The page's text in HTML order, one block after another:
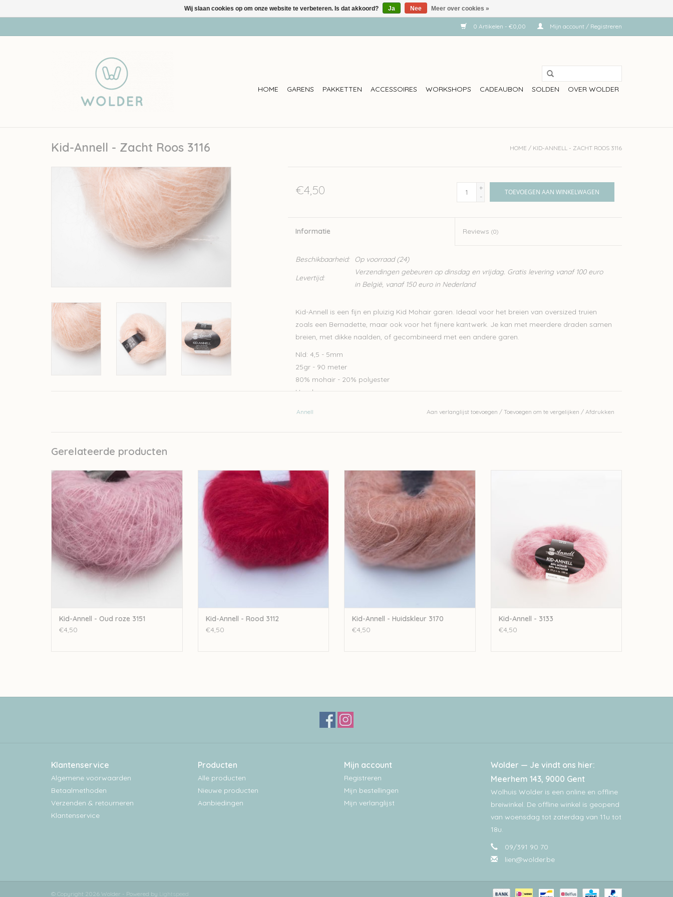
0 Artikelen - €0,00 Mijn account / Registreren
HOME GARENS PAKKETTEN ACCESSOIRES WORKSHOPS CADEAUBON SOLDEN OVER WOLDER
Kid-Annell - Zacht Roos 3116 HOME / KID-ANNELL - ZACHT ROOS 3116
€4,50
+
-
TOEVOEGEN AAN WINKELWAGEN
Informatie Reviews(0)
Beschikbaarheid: Op voorraad(24)
Levertijd:
Verzendingen gebeuren op dinsdag en vrijdag. Gratis levering vanaf 100 euro
in België, vanaf 150 euro in Nederland
Kid-Annell is een fijn en pluizig Kid Mohair garen. Ideaal voor het breien van oversized truien
zoals een Bernadette, maar ook voor het fijnere kantwerk. Je kan met meerdere draden samen
breien, met dikke naalden, of gecombineerd met een andere garen.
Nld: 4,5 - 5mm
25gr - 90 meter
80% mohair - 20% polyester
Handwas
Let op: de kleur op beeld kan afwijken van de werkelijke kleur.
Annell Aan verlanglijst toevoegen / Toevoegen om te vergelijken / Afdrukken
Gerelateerde producten
Annell Kid-Annell - Oud roze 3151
TOEVOEGEN AAN WINKELWAGEN
Kid-Annell - Oud roze 3151
€4,50
Annell Kid-Annell - Rood 3112
TOEVOEGEN AAN WINKELWAGEN
Kid-Annell - Rood 3112
€4,50
Annell Kid-Annell - Huidskleur 3170
TOEVOEGEN AAN WINKELWAGEN
Kid-Annell - Huidskleur 3170
€4,50
Kid-Annell - 3133
€4,50
Klantenservice
Algemene voorwaarden
Betaalmethoden
Verzenden & retourneren
Klantenservice
Producten
Alle producten
Nieuwe producten
Aanbiedingen
Mijn account
Registreren
Mijn bestellingen
Mijn verlanglijst
Wolder — Je vindt ons hier:
Meerhem 143, 9000 Gent
Wolhuis Wolder is een online en offline
breiwinkel. De offline winkel is geopend
van woensdag tot zaterdag van 11u tot
18u.
09/391 90 70
lien@wolder.be
© Copyright 2026 Wolder - Powered by Lightspeed
Wij slaan cookies op om onze website te verbeteren. Is dat akkoord? Ja Nee Meer over cookies »